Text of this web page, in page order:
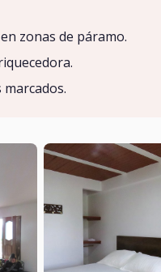
zonas de páramo.